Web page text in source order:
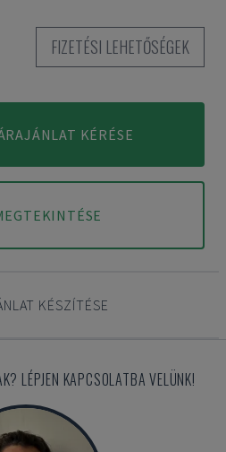
FIZETÉSI LEHETŐSÉGEK
KÉRÉSE
KÉSZÍTÉSE
LÉPJEN KAPCSOLATBA VELÜNK!